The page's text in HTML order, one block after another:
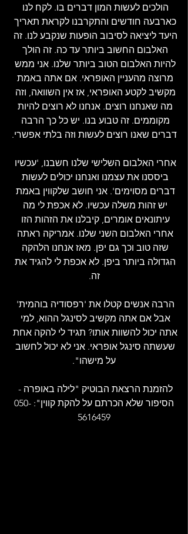
הולכים לעשות המון דברים בו. לקח לנו
כארבעה חודשים והתקרבנו לקראת תאריך
היעד ליציאה לסיבוב הופעות שנקבע לנו. זה
האלבום החשוב ביותר עד כה. זה הולך
להיות האלבום הטוב ביותר שלנו. אני ממש
מרוצה מהעניין האופראי. אם אתה באמת
מקשיב לקטע האופראי, אז אין השוואה, וזה
מה שאנחנו רוצים. אנחנו לא רוצים להיות
מקוממים. זה טבוע בנו. יש כל כך הרבה
דברים שאנו רוצים לעשות וזה בלתי אפשרי.
אחרי האלבום השלישי שלנו חשבנו, 'עכשיו
ביססנו את עצמנו ואנחנו יכולים לעשות
דברים מסוימים'. אני חושב שלקווין באמת
יש זהות משלה עכשיו. לא אכפת לי מה
עיתונאים אומרים, קיבלנו את הזהות הזו
אחרי האלבום השני שלנו. אמריקה ראתה
שזה טוב וכך גם יפן. מאז אנחנו הלהקה
הגדולה ביותר ביפן. לא אכפת לי להגיד את
זה.
הרבה אנשים קטלו את 'רפסודיה בוהמית'
אבל אם אתה מקשיב לסינגל ההוא, למי
אתה יכול להשוות אותו? תגיד לי להקה אחת
שעשתה סינגל אופראי. אני לא יכול לחשוב
על מישהו".
להזמנת הרצאת הבוטיק "לילה באופרה -
הסיפור שלא הכרתם על להקת קווין": 050-
5616459